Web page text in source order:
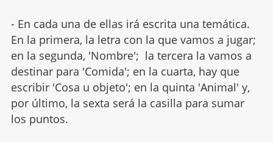
- En cada una de ellas irá escrita una temática.
En la primera, la letra con la que vamos a jugar;
en la segunda, 'Nombre'; la tercera la vamos a
destinar para 'Comida'; en la cuarta, hay que
escribir 'Cosa u objeto'; en la quinta 'Animal' y,
por último, la sexta será la casilla para sumar
los puntos.